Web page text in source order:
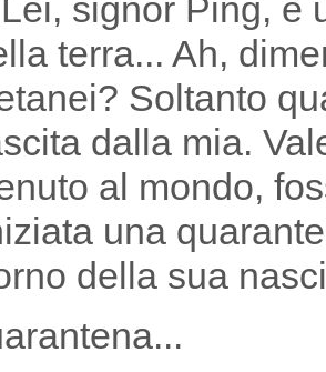
signor Ping, è
terra... Ah,
Soltanto
dalla mia.
al mondo,
una
della sua